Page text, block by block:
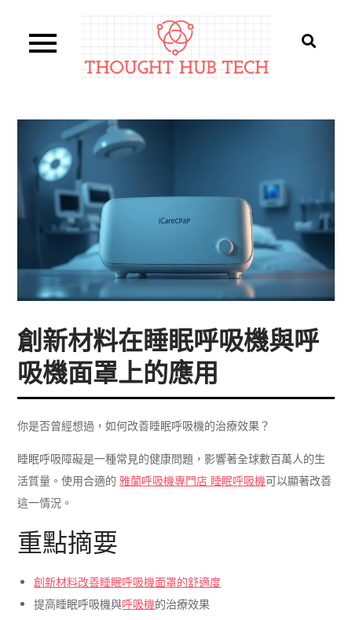
content
創新材料在睡眠呼吸機與呼
吸機面罩上的應用
你是否曾經想過，如何改善睡眠呼吸機的治療效果？
睡眠呼吸障礙是一種常見的健康問題，影響著全球數百萬人的生
活質量。使用合適的雅蘭呼吸機專門店 睡眠呼吸機可以顯著改善
這一情況。
重點摘要
創新材料改善睡眠呼吸機面罩的舒適度
提高睡眠呼吸機與呼吸機的治療效果